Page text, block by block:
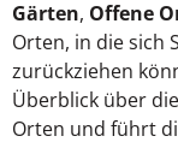
Gärten, Offene
Orten, in die sich
zurückziehen
Überblick über die
Orten und führt